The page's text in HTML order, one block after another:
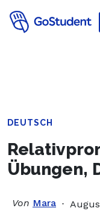
Verbessere dein
DEUTSCH
Übungen,
Von Mara